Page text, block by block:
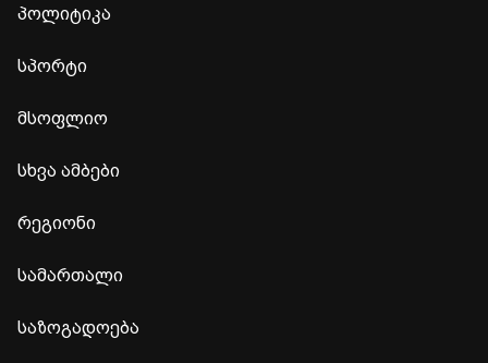
პოლიტიკა
სპორტი
მსოფლიო
სხვა ამბები
რეგიონი
სამართალი
საზოგადოება